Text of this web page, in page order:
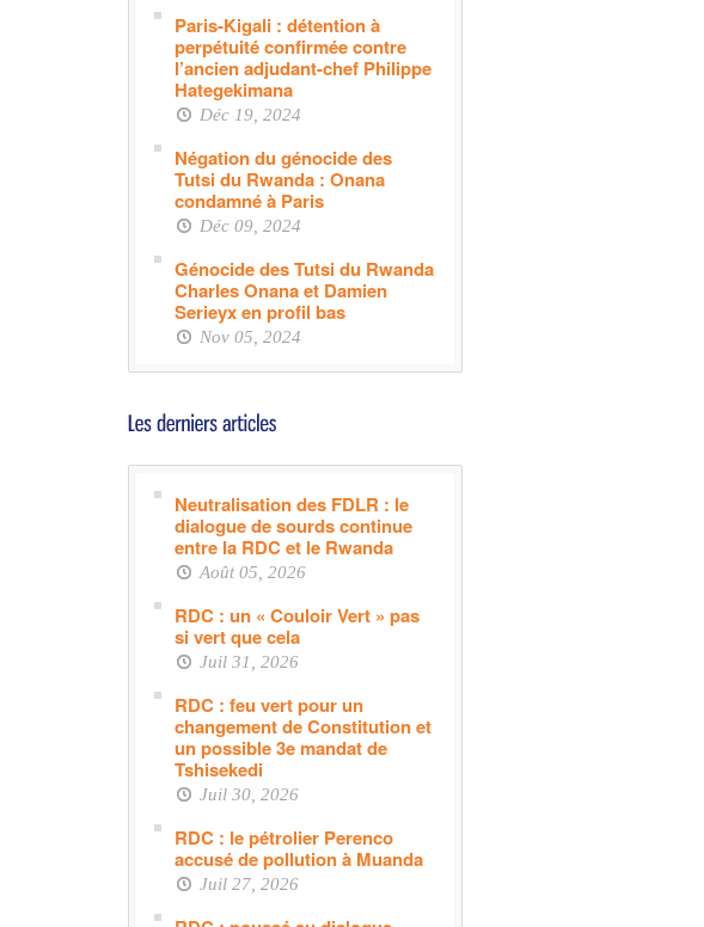
Paris-Kigali : détention à
perpétuité confirmée contre
l’ancien adjudant-chef Philippe
Hategekimana
Déc 19, 2024
Négation du génocide des
Tutsi du Rwanda : Onana
condamné à Paris
Déc 09, 2024
Génocide des Tutsi du Rwanda
Charles Onana et Damien
Serieyx en profil bas
Nov 05, 2024
Neutralisation des FDLR : le
dialogue de sourds continue
entre la RDC et le Rwanda
Août 05, 2026
RDC : un « Couloir Vert » pas
si vert que cela
Juil 31, 2026
RDC : feu vert pour un
changement de Constitution et
un possible 3e mandat de
Tshisekedi
Juil 30, 2026
RDC : le pétrolier Perenco
accusé de pollution à Muanda
Juil 27, 2026